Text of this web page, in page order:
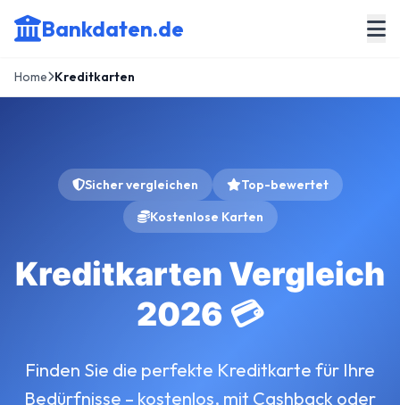
Bankdaten.de
Home Kreditkarten
Sicher vergleichen
Top-bewertet
Kostenlose Karten
Kreditkarten Vergleich
2026 💳
Finden Sie die perfekte Kreditkarte für Ihre
Bedürfnisse – kostenlos, mit Cashback oder